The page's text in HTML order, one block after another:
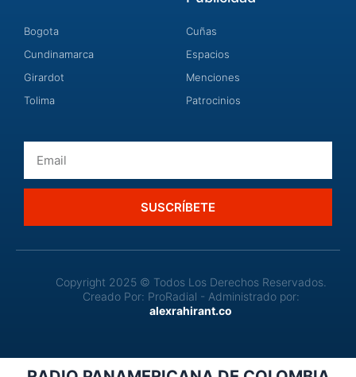
Bogota
Cundinamarca
Girardot
Tolima
Cuñas
Espacios
Menciones
Patrocinios
SUSCRÍBETE
Copyright 2025 © Todos Los Derechos Reservados.
Creado Por: ProRadial - Administrado por:
alexrahirant.co